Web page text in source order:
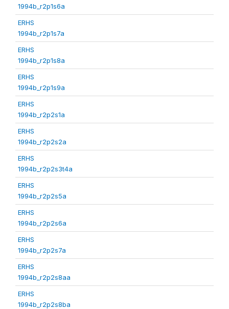
1994b_r2p1s6a
ERHS
1994b_r2p1s7a
ERHS
1994b_r2p1s8a
ERHS
1994b_r2p1s9a
ERHS
1994b_r2p2s1a
ERHS
1994b_r2p2s2a
ERHS
1994b_r2p2s3t4a
ERHS
1994b_r2p2s5a
ERHS
1994b_r2p2s6a
ERHS
1994b_r2p2s7a
ERHS
1994b_r2p2s8aa
ERHS
1994b_r2p2s8ba